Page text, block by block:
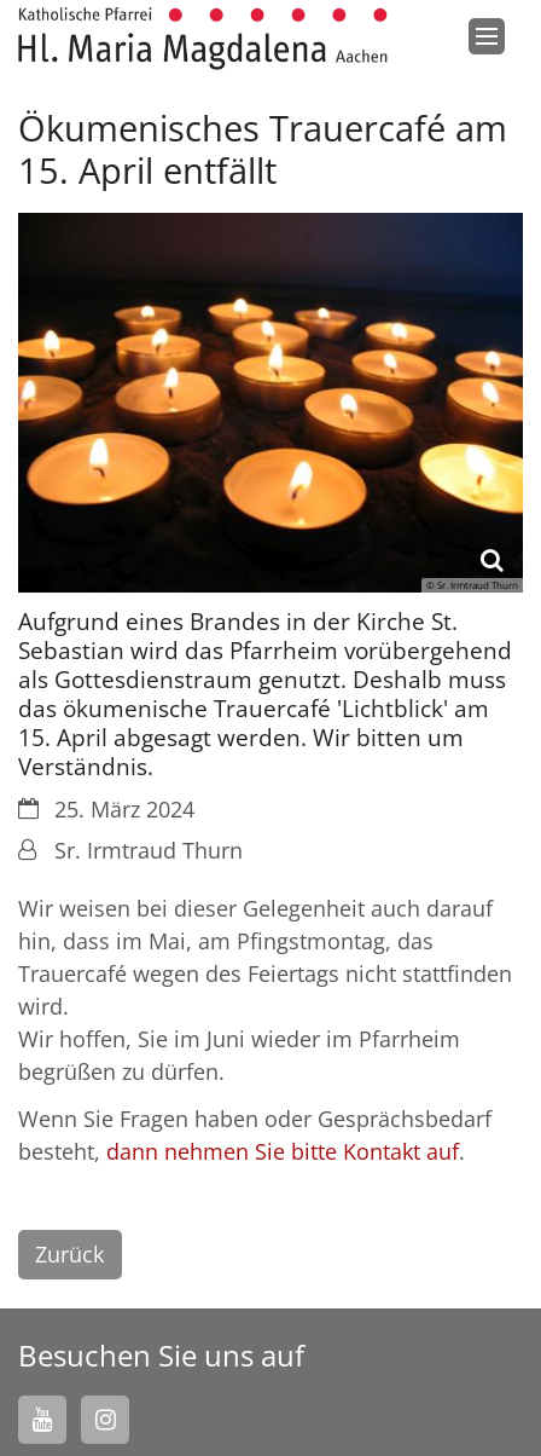
Zum Inhalt springen
Ökumenisches Trauercafé am
15. April entfällt
© Sr. Irmtraud Thurn
Aufgrund eines Brandes in der Kirche St.
Sebastian wird das Pfarrheim vorübergehend
als Gottesdienstraum genutzt. Deshalb muss
das ökumenische Trauercafé 'Lichtblick' am
15. April abgesagt werden. Wir bitten um
Verständnis.
Datum:25. März 2024
Von:Sr. Irmtraud Thurn
Wir weisen bei dieser Gelegenheit auch darauf
hin, dass im Mai, am Pfingstmontag, das
Trauercafé wegen des Feiertags nicht stattfinden
wird.
Wir hoffen, Sie im Juni wieder im Pfarrheim
begrüßen zu dürfen.
Wenn Sie Fragen haben oder Gesprächsbedarf
besteht, dann nehmen Sie bitte Kontakt auf.
Zurück
Besuchen Sie uns auf